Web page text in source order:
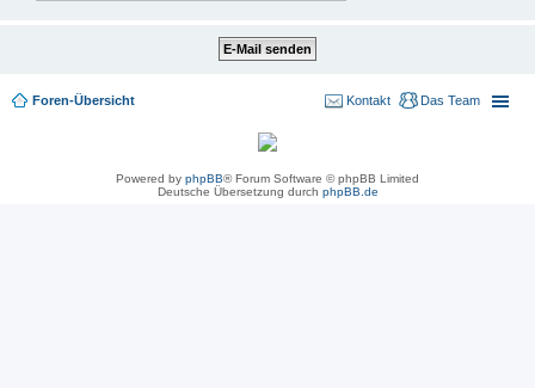
Foren-Übersicht Das Team
Kontakt
Powered by phpBB® Forum Software © phpBB Limited
Deutsche Übersetzung durch phpBB.de